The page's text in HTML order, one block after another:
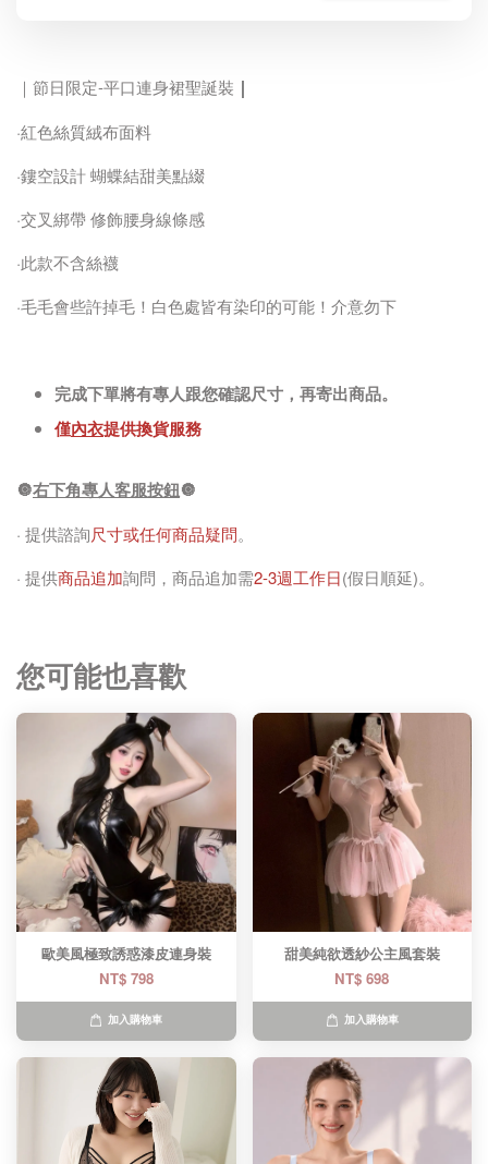
｜節日限定-平口連身裙聖誕裝 ｜
·紅色絲質絨布面料
·鏤空設計 蝴蝶結甜美點綴
·交叉綁帶 修飾腰身線條感
·此款不含絲襪
·毛毛會些許掉毛！白色處皆有染印的可能！介意勿下
完成下單將有專人跟您確認尺寸，再寄出商品。
僅內衣提供換貨服務
🔘右下角專人客服按鈕🔘
· 提供諮詢尺寸或任何商品疑問。
· 提供商品追加詢問，商品追加需2-3週工作日(假日順延)。
您可能也喜歡
歐美風極致誘惑漆皮連身裝
NT$ 798
加入購物車
甜美純欲透紗公主風套裝
NT$ 698
加入購物車